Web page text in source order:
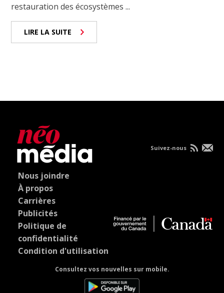
restauration des écosystèmes ...
LIRE LA SUITE
Nous joindre
À propos
Carrières
Publicités
Politique de
confidentialité
Condition d'utilisation
Consultez vos nouvelles sur mobile.
Suivez-nous